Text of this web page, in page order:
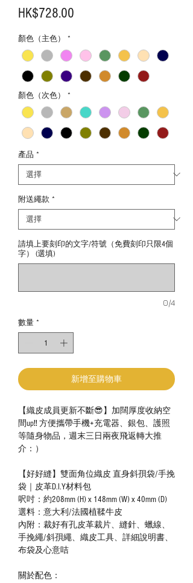
HK$728.00
顏色（主色） *
顏色（次色） *
產品 *
附送繩款 *
請填上要刻印的文字/符號（免費刻印只限4個
字） (選填)
0/4
數量 *
新增至購物車
【織皮成員更新不斷😎】加闊厚度收納空
間up‼️ 方便攜帶手機+充電器、銀包、護照
等隨身物品，週末三日兩夜飛返轉大推
介：）
【好好縫】雙面角位織皮 直身斜孭袋/手挽
袋｜皮革D.I.Y材料包
呎吋：約208mm (H) x 148mm (W) x 40mm (D)
選料：意大利/法國植鞣牛皮
內附：裁好有孔皮革裁片、縫針、蠟線、
手挽繩/斜孭繩、織皮工具、詳細說明書、
布袋及心意咭
關於配色：